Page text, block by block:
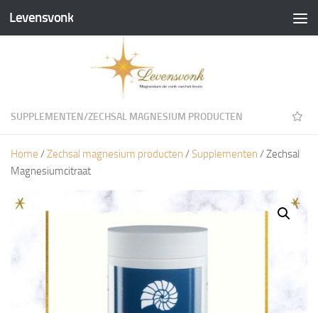
Doorgaan naar inhoud
Levensvonk
SUPPLEMENTEN/ZECHSAL MAGNESIUM PRODUCTEN
Home /Zechsal magnesium producten /Supplementen / Zechsal
Magnesiumcitraat